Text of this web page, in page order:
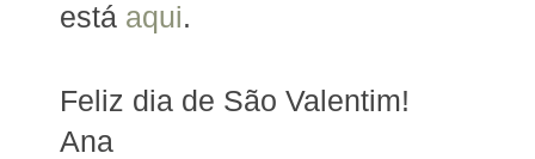
está aqui.
Feliz dia de São Valentim!
Ana